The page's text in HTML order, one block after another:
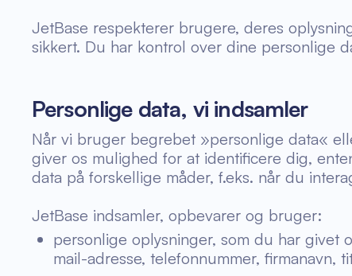
JetBase respekterer brugere, deres
sikkert. Du har kontrol over dine personlige
Personlige data, vi indsamler
Når vi bruger begrebet »personlige data«
giver os mulighed for at identificere dig,
data på forskellige måder, f.eks. når du
JetBase indsamler, opbevarer og bruger:
personlige oplysninger, som du har givet
mail-adresse, telefonnummer, firmanavn,